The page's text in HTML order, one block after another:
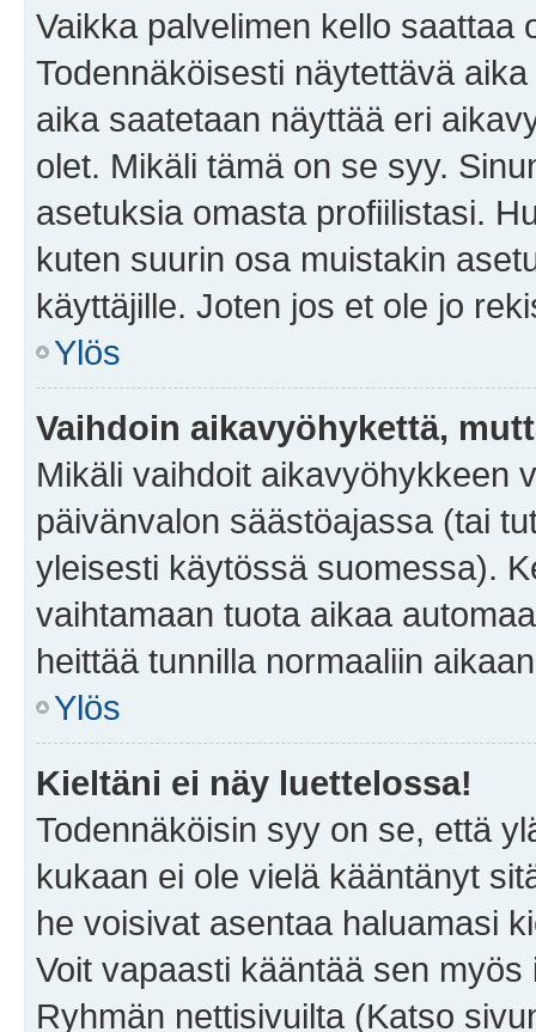
Vaikka palvelimen kello saattaa
Todennäköisesti näytettävä
aika saatetaan näyttää eri
olet. Mikäli tämä on se syy.
asetuksia omasta profiilistasi.
kuten suurin osa muistakin
käyttäjille. Joten jos et ole jo
Ylös
Vaihdoin aikavyöhykettä,
Mikäli vaihdoit aikavyöhykkeen
päivänvalon säästöajassa (tai
yleisesti käytössä suomessa).
vaihtamaan tuota aikaa
heittää tunnilla normaaliin
Ylös
Kieltäni ei näy luettelossa!
Todennäköisin syy on se, että
kukaan ei ole vielä kääntänyt
he voisivat asentaa haluamasi
Voit vapaasti kääntää sen
Ryhmän nettisivuilta (Katso